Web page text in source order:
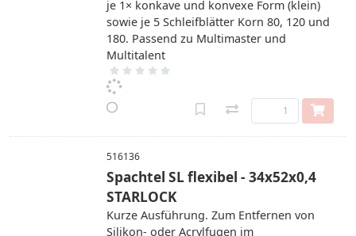
je 1× konkave und konvexe Form (klein)
sowie je 5 Schleifblätter Korn 80, 120 und
180. Passend zu Multimaster und
Multitalent
516136
Spachtel SL flexibel - 34x52x0,4
STARLOCK
Kurze Ausführung. Zum Entfernen von
Silikon- oder Acrylfugen im